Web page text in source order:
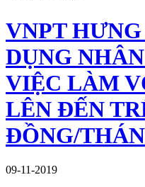
VNPT
DỤNG
VIỆC LÀM
LÊN ĐẾN
ĐỒNG/
09-11-2019